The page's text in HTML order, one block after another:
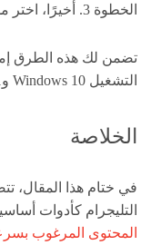
الخطوة 3. أخيرًا، اختر موقعًا آمنًا لتنزيل الفيديو.
تضمن لك هذه الطرق
التشغيل Windows 10 وWindows11.
الخلاصة
في ختام هذا المقال،
التليجرام كأدوات
المحتوى المرغوب